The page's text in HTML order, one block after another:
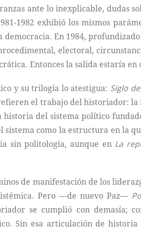
ante lo inexplicable, dudas
1982 exhibió los mismos
En 1984,
electoral,
Entonces la salida estaría en
y su trilogía lo atestigua: Siglo
el trabajo del historiador: la
del sistema político
como la estructura en la
sin politología, aunque en La
de manifestación de los
Pero —de nuevo Paz—
se cumplió con demasía;
Sin esa articulación de